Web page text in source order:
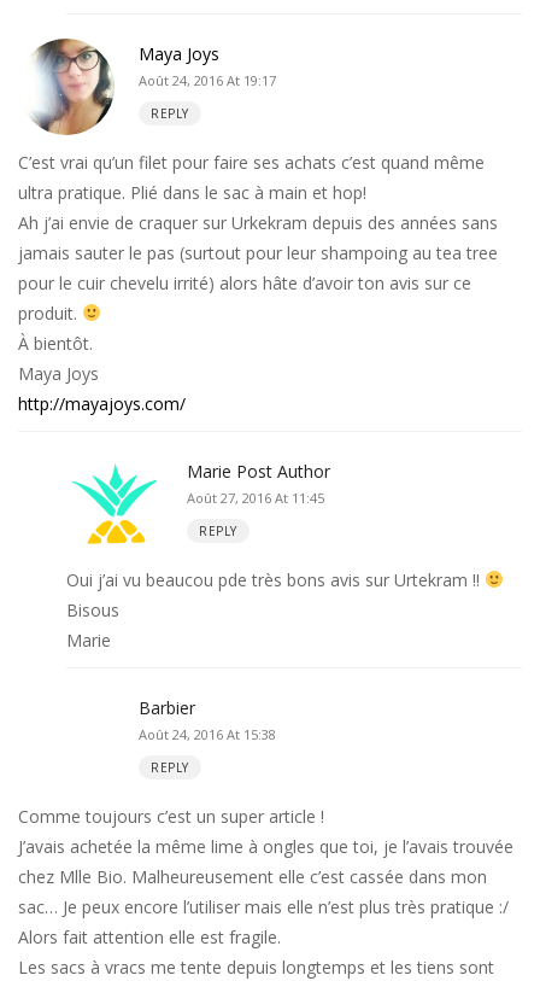
Maya Joys
Août 24, 2016 At 19:17
REPLY
C’est vrai qu’un filet pour faire ses achats c’est quand même
ultra pratique. Plié dans le sac à main et hop!
Ah j’ai envie de craquer sur Urkekram depuis des années sans
jamais sauter le pas (surtout pour leur shampoing au tea tree
pour le cuir chevelu irrité) alors hâte d’avoir ton avis sur ce
produit.
À bientôt.
Maya Joys
http://mayajoys.com/
Marie Post Author
Août 27, 2016 At 11:45
REPLY
Oui j’ai vu beaucou pde très bons avis sur Urtekram !!
Bisous
Marie
Barbier
Août 24, 2016 At 15:38
REPLY
Comme toujours c’est un super article !
J’avais achetée la même lime à ongles que toi, je l’avais trouvée
chez Mlle Bio. Malheureusement elle c’est cassée dans mon
sac… Je peux encore l’utiliser mais elle n’est plus très pratique :/
Alors fait attention elle est fragile.
Les sacs à vracs me tente depuis longtemps et les tiens sont